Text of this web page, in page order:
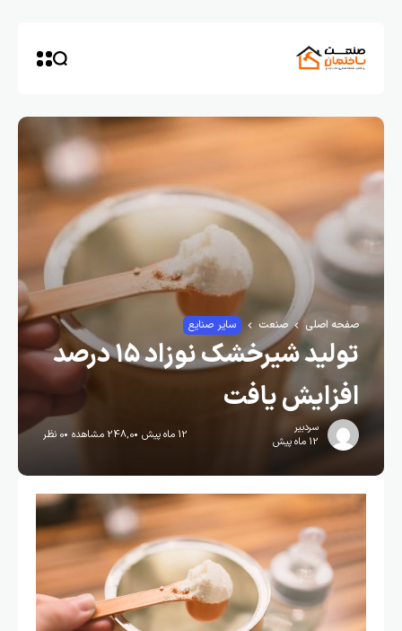
صفحه اصلی صنعت سایر صنایع
تولید شیرخشک نوزاد ۱۵ درصد
افزایش یافت
سردبیر
12 ماه پیش
12 ماه پیش 248,0 مشاهده 0 نظر